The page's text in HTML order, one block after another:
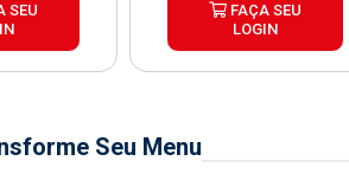
SEU
FAÇA SEU
LOGIN
Seu Menu